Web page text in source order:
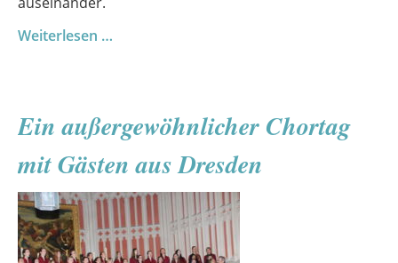
Weiterlesen …
ein
Medienprojekt
der
10.
Klassen
Ein außergewöhnlicher Chortag
mit Gästen aus Dresden